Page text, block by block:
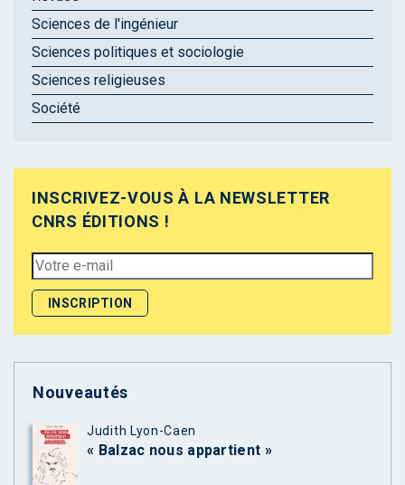
Sciences de l'ingénieur
Sciences politiques et sociologie
Sciences religieuses
Société
INSCRIVEZ-VOUS À LA NEWSLETTER
CNRS ÉDITIONS !
Nouveautés
Judith Lyon-Caen
« Balzac nous appartient »